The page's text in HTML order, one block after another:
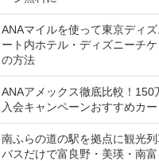
ANAマイルを使って東京ディ
ート内ホテル・ディズニーチ
の方法
ANAアメックス徹底比較！150
入会キャンペーンおすすめカー
南ふらの道の駅を拠点に観光
バスだけで富良野・美瑛・南